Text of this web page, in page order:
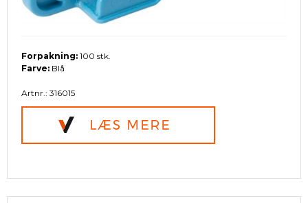
Forpakning: 100 stk.
Farve: Blå
Artnr.: 316015